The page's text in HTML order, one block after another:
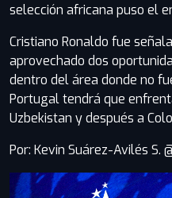
selección africana puso el
Cristiano Ronaldo fue
aprovechado dos
dentro del área donde no
Portugal tendrá que
Uzbekistan y después a
Por: Kevin Suárez-Avilés S.